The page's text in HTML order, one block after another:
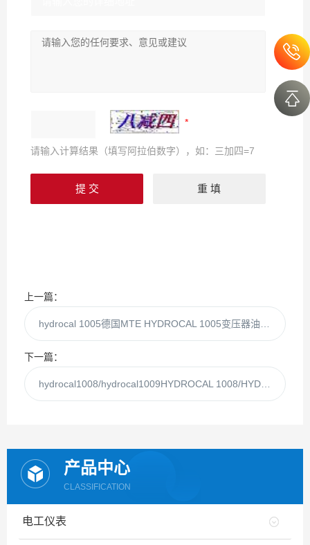
请输入计算结果（填写阿拉伯数字），如：三加四=7
上一篇：
下一篇：
产品中心
CLASSIFICATION
电工仪表